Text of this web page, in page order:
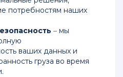
потребностям наших
– мы
ваших данных и
груза во время